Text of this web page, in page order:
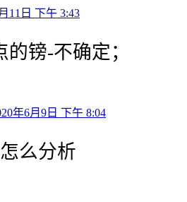
11日 下午 3:43
的镑-不确定；
年6月9日 下午 8:04
么分析